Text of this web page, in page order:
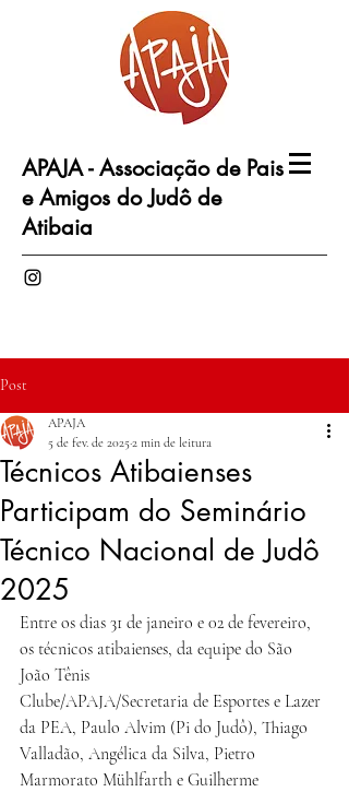
APAJA - Associação de Pais
e Amigos do Judô de
Atibaia
Post
Técnicos Atibaienses
Participam do Seminário
Técnico Nacional de Judô
2025
APAJA
5 de fev. de 20252 min de leitura
Entre os dias 31 de janeiro e 02 de fevereiro,
os técnicos atibaienses, da equipe do São
João Tênis
Clube/APAJA/Secretaria de Esportes e Lazer
da PEA, Paulo Alvim (Pi do Judô), Thiago
Valladão, Angélica da Silva, Pietro
Marmorato Mühlfarth e Guilherme